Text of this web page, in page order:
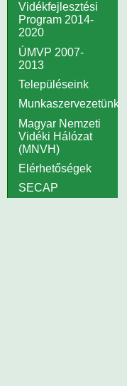
Vidékfejlesztési
Program 2014-
2020
ÚMVP 2007-
2013
Településeink
Munkaszervezetünk
Magyar Nemzeti
Vidéki Hálózat
(MNVH)
Elérhetőségek
SECAP